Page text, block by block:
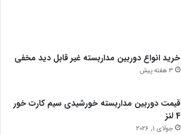
خرید انواع دوربین مداربسته غیر قابل دید مخفی
3 هفته پیش
قیمت دوربین مداربسته خورشیدی سیم کارت خور
4 لنز
جولای 1, 2026